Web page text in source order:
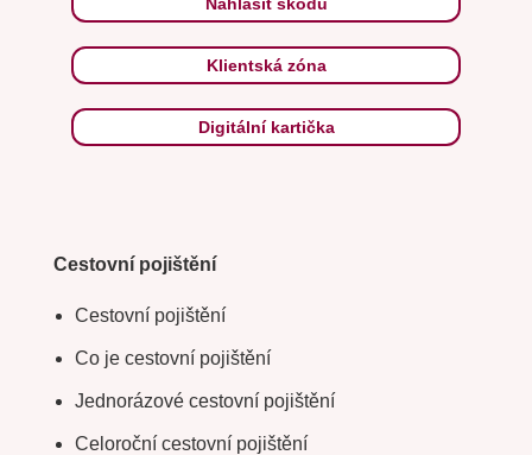
Klientská zóna
Digitální kartička
Cestovní pojištění
Cestovní pojištění
Co je cestovní pojištění
Jednorázové cestovní pojištění
Celoroční cestovní pojištění